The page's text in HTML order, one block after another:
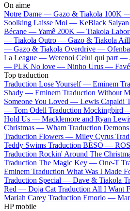
On aime
Notre Dame — Gazo & Tiakola 100K
Soolking Laisse Moi — KeBlack
Bécane —Yamê 200K — Tiakola
— Tiakola Outro — Gazo & Tiakola
— Gazo & Tiakola Overdrive —
La League — Werenoi Celui qui part —
— PLK No love — Ninho Urus —
Top traduction
Traduction Lose Yourself — Eminem
Shady — Eminem Traduction Without
Someone You Loved — Lewis Capaldi
— Tom Odell Traduction Mockingbird
Hold Us — Macklemore and Ryan
Christmas — Wham Traduction
Traduction Flowers — Miley Cyrus
Teddy Swims Traduction BESO —
Traduction Rockin' Around The
Traduction The Magic Key — One-T
Eminem Traduction What Was I Made
Traduction Special — Dave & Tiakola
Red — Doja Cat Traduction All I Want
Mariah Carey Traduction Emorio —
HP mobile